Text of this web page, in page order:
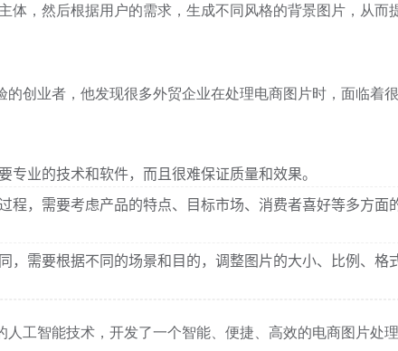
体，然后根据用户的需求，生成不同风格的背景图片，从而
创业者，他发现很多外贸企业在处理电商图片时，面临着
业的技术和软件，而且很难保证质量和效果。
程，需要考虑产品的特点、目标市场、消费者喜好等多方面
，需要根据不同的场景和目的，调整图片的大小、比例、格
工智能技术，开发了一个智能、便捷、高效的电商图片处